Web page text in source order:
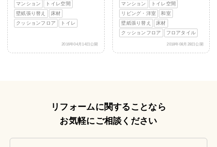
マンション
トイレ空間
壁紙張り替え
床材
クッションフロア
トイレ
2016年04月14日公開
マンション
トイレ空間
リビング・洋室
和室
壁紙張り替え
床材
クッションフロア
フロアタイル
2018年08月28日公開
リフォームに関することなら
お気軽にご相談ください